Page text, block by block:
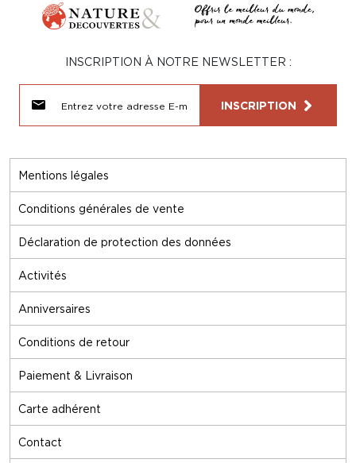
Mentions légales
Conditions générales de vente
Déclaration de protection des données
Activités
Anniversaires
Conditions de retour
Paiement & Livraison
Carte adhérent
Contact
INSCRIPTION À NOTRE NEWSLETTER :
INSCRIPTION